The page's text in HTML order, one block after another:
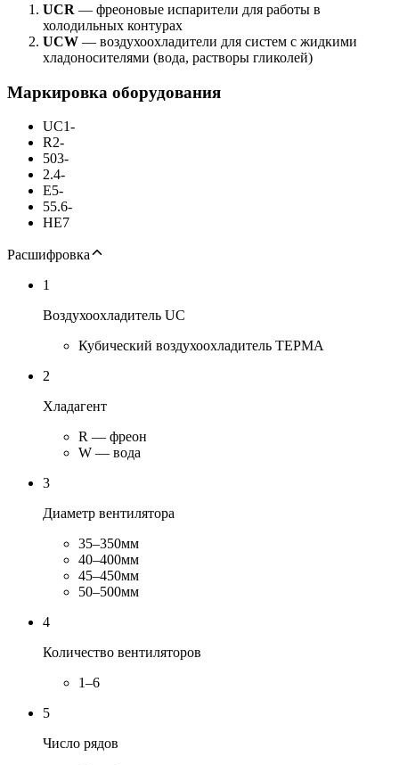
UCR — фреоновые испарители для работы в
холодильных контурах
UCW — воздухоохладители для систем с жидкими
хладоносителями (вода, растворы гликолей)
Маркировка оборудования
UC1-
R2-
503-
2.4-
E5-
55.6-
HE7
Расшифровка
1
Воздухоохладитель UC
Кубический воздухоохладитель ТЕРМА
2
Хладагент
R — фреон
W — вода
3
Диаметр вентилятора
35–350мм
40–400мм
45–450мм
50–500мм
4
Количество вентиляторов
1–6
5
Число рядов